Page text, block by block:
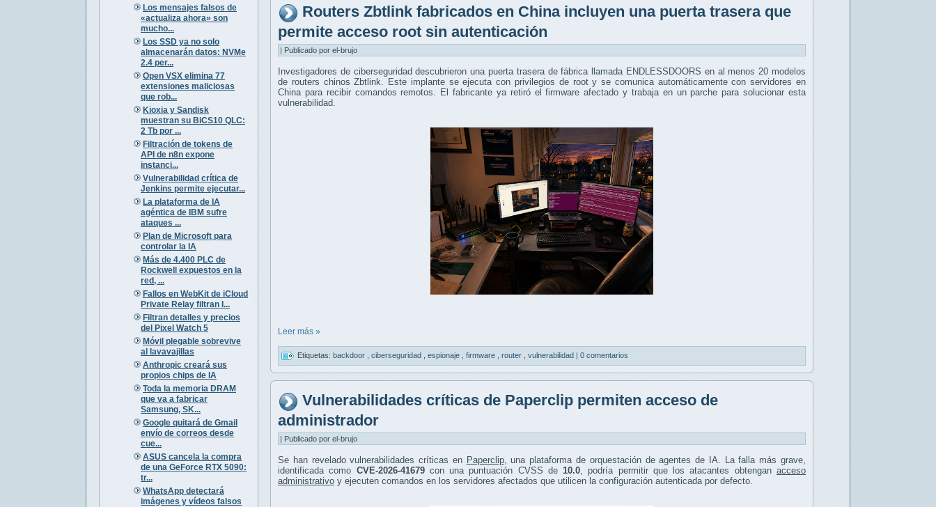
Los mensajes falsos de
«actualiza ahora» son
mucho...
Los SSD ya no solo
almacenarán datos: NVMe
2.4 per...
Open VSX elimina 77
extensiones maliciosas
que rob...
Kioxia y Sandisk
muestran su BiCS10 QLC:
2 Tb por ...
Filtración de tokens de
API de n8n expone
instanci...
Vulnerabilidad crítica de
Jenkins permite ejecutar...
La plataforma de IA
agéntica de IBM sufre
ataques ...
Plan de Microsoft para
controlar la IA
Más de 4.400 PLC de
Rockwell expuestos en la
red, ...
Fallos en WebKit de iCloud
Private Relay filtran I...
Filtran detalles y precios
del Pixel Watch 5
Móvil plegable sobrevive
al lavavajillas
Anthropic creará sus
propios chips de IA
Toda la memoria DRAM
que va a fabricar
Samsung, SK...
Google quitará de Gmail
envío de correos desde
cue...
ASUS cancela la compra
de una GeForce RTX 5090:
tr...
WhatsApp detectará
imágenes y vídeos falsos
Routers Zbtlink fabricados en China incluyen una puerta trasera que
permite acceso root sin autenticación
| Publicado por el-brujo
Investigadores de ciberseguridad descubrieron una puerta trasera de fábrica llamada ENDLESSDOORS en al menos 20 modelos
de routers chinos Zbtlink. Este implante se ejecuta con privilegios de root y se comunica automáticamente con servidores en
China para recibir comandos remotos. El fabricante ya retiró el firmware afectado y trabaja en un parche para solucionar esta
vulnerabilidad.
Leer más »
Etiquetas: backdoor ciberseguridad espionaje firmware router vulnerabilidad | 0 comentarios
Vulnerabilidades críticas de Paperclip permiten acceso de
administrador
| Publicado por el-brujo
Se han revelado vulnerabilidades críticas en Paperclip, una plataforma de orquestación de agentes de IA. La falla más grave,
identificada como CVE-2026-41679con una puntuación CVSS de 10.0 , podría permitir que los atacantes obtenganacceso
administrativo y ejecuten comandos en los servidores afectados que utilicen la configuración autenticada por defecto.